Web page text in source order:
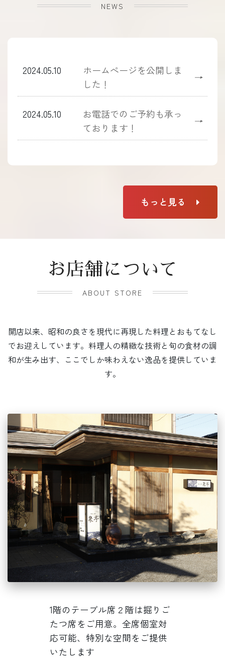
NEWS
2024.05.10
ホームぺージを公開しま
した！
→
2024.05.10
お電話でのご予約も承っ
ております！
→
もっと見る
お店舗について
ABOUT STORE
開店以来、昭和の良さを現代に再現した料理とおもてなし
でお迎えしています。料理人の精緻な技術と旬の食材の調
和が生み出す、ここでしか味わえない逸品を提供していま
す。
1階のテーブル席２階は掘りご
たつ席をご用意。全席個室対
応可能、特別な空間をご提供
いたします